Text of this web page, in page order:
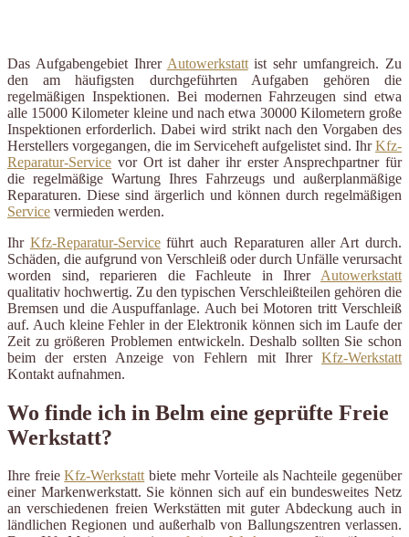
Das Aufgabengebiet Ihrer Autowerkstattist sehr umfangreich. Zu
den am häufigsten durchgeführten Aufgaben gehören die
regelmäßigen Inspektionen. Bei modernen Fahrzeugen sind etwa
alle 15000 Kilometer kleine und nach etwa 30000 Kilometern große
Inspektionen erforderlich. Dabei wird strikt nach den Vorgaben des
Herstellers vorgegangen, die im Serviceheft aufgelistet sind. IhrKfz-
Reparatur-Service vor Ort ist daher ihr erster Ansprechpartner für
die regelmäßige Wartung Ihres Fahrzeugs und außerplanmäßige
Reparaturen. Diese sind ärgerlich und können durch regelmäßigen
Service vermieden werden.
Ihr Kfz-Reparatur-Serviceführt auch Reparaturen aller Art durch.
Schäden, die aufgrund von Verschleiß oder durch Unfälle verursacht
worden sind, reparieren die Fachleute in Ihrer Autowerkstatt
qualitativ hochwertig. Zu den typischen Verschleißteilen gehören die
Bremsen und die Auspuffanlage. Auch bei Motoren tritt Verschleiß
auf. Auch kleine Fehler in der Elektronik können sich im Laufe der
Zeit zu größeren Problemen entwickeln. Deshalb sollten Sie schon
beim der ersten Anzeige von Fehlern mit Ihrer Kfz-Werkstatt
Kontakt aufnahmen.
Wo finde ich in Belm eine geprüfte Freie
Werkstatt?
Ihre freieKfz-Werkstattbiete mehr Vorteile als Nachteile gegenüber
einer Markenwerkstatt. Sie können sich auf ein bundesweites Netz
an verschiedenen freien Werkstätten mit guter Abdeckung auch in
ländlichen Regionen und außerhalb von Ballungszentren verlassen.